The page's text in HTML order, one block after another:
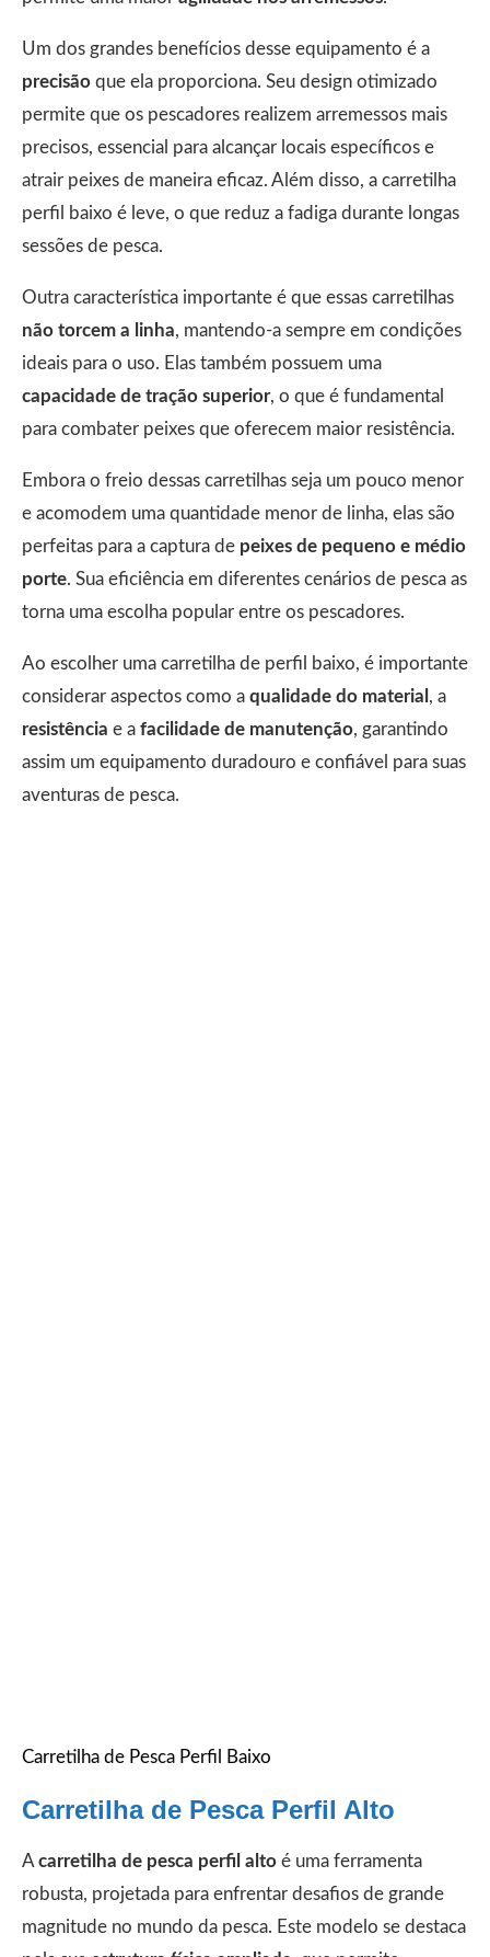
Um dos grandes benefícios desse equipamento é a
precisão que ela proporciona. Seu design otimizado
permite que os pescadores realizem arremessos mais
precisos, essencial para alcançar locais específicos e
atrair peixes de maneira eficaz. Além disso, a carretilha
perfil baixo é leve, o que reduz a fadiga durante longas
sessões de pesca.
Outra característica importante é que essas carretilhas
não torcem a linha, mantendo-a sempre em condições
ideais para o uso. Elas também possuem uma
capacidade de tração superior, o que é fundamental
para combater peixes que oferecem maior resistência.
Embora o freio dessas carretilhas seja um pouco menor
e acomodem uma quantidade menor de linha, elas são
perfeitas para a captura de peixes de pequeno e médio
porte. Sua eficiência em diferentes cenários de pesca as
torna uma escolha popular entre os pescadores.
Ao escolher uma carretilha de perfil baixo, é importante
considerar aspectos como a qualidade do material , a
resistência e a facilidade de manutenção, garantindo
assim um equipamento duradouro e confiável para suas
aventuras de pesca.
Carretilha de Pesca Perfil Baixo
Carretilha de Pesca Perfil Alto
A carretilha de pesca perfil alto é uma ferramenta
robusta, projetada para enfrentar desafios de grande
magnitude no mundo da pesca. Este modelo se destaca